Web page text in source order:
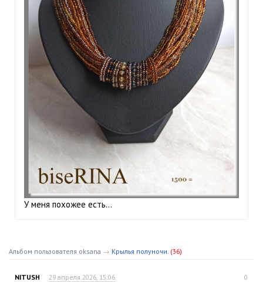
У меня похожее есть…
Альбом пользователя oksana → Крылья полуночи. (36)
NITUSH 29 апреля 2026, 15:06 0